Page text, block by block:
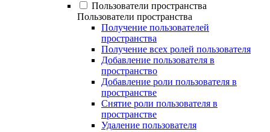
Пользователи пространства
Пользователи пространства
Получение пользователей
пространства
Получение всех ролей пользователя
Добавление пользователя в
пространство
Добавление роли пользователя в
пространстве
Снятие роли пользователя в
пространстве
Удаление пользователя